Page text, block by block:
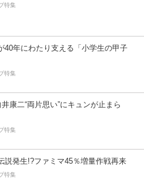
特集
40年にわたり支える「小学生の甲子
特集
康二“両片思い”にキュンが止まら
特集
説発生!?ファミマ45％増量作戦再来
特集